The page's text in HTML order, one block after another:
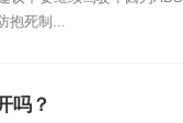
抱死制...
吗？